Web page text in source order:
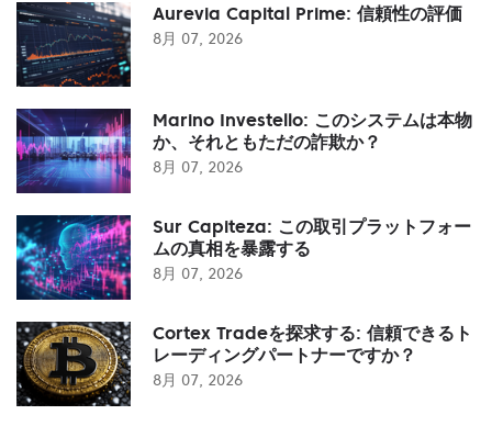
Aurevia Capital Prime: 信頼性の評価
8月 07, 2026
Marino Investello: このシステムは本物
か、それともただの詐欺か？
8月 07, 2026
Sur Capiteza: この取引プラットフォー
ムの真相を暴露する
8月 07, 2026
Cortex Tradeを探求する: 信頼できるト
レーディングパートナーですか？
8月 07, 2026